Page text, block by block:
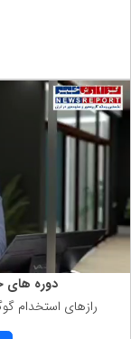
دوره های
رازهای استخدام